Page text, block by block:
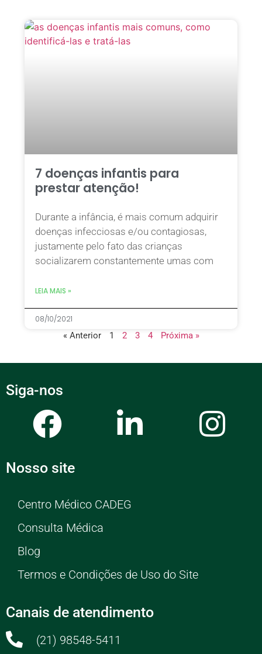
7 doenças infantis para
prestar atenção!
Durante a infância, é mais comum adquirir
doenças infecciosas e/ou contagiosas,
justamente pelo fato das crianças
socializarem constantemente umas com
LEIA MAIS »
08/10/2021
« Anterior 1 2 3 4 Próxima »
Siga-nos
Nosso site
Centro Médico CADEG
Consulta Médica
Blog
Termos e Condições de Uso do Site
Canais de atendimento
(21) 98548-5411